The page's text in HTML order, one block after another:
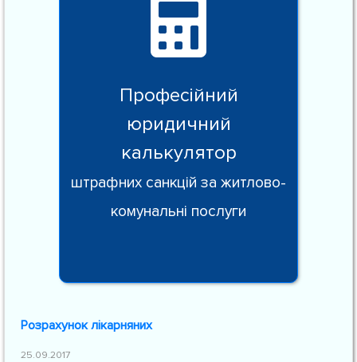
Професійний
юридичний
калькулятор
штрафних санкцій за житлово-
комунальні послуги
Розрахунок лікарняних
25.09.2017